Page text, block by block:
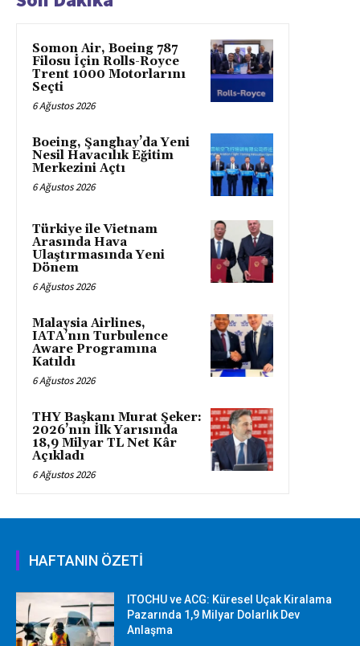
Somon Air, Boeing 787
Filosu İçin Rolls-Royce
Trent 1000 Motorlarını
Seçti
6 Ağustos 2026
Boeing, Şanghay’da Yeni
Nesil Havacılık Eğitim
Merkezini Açtı
6 Ağustos 2026
Türkiye ile Vietnam
Arasında Hava
Ulaştırmasında Yeni
Dönem
6 Ağustos 2026
Malaysia Airlines,
IATA’nın Turbulence
Aware Programına
Katıldı
6 Ağustos 2026
THY Başkanı Murat Şeker:
2026’nın İlk Yarısında
18,9 Milyar TL Net Kâr
Açıkladı
6 Ağustos 2026
HAFTANIN ÖZETİ
ITOCHU ve ACG: Küresel Uçak Kiralama
Pazarında 1,9 Milyar Dolarlık Dev
Anlaşma